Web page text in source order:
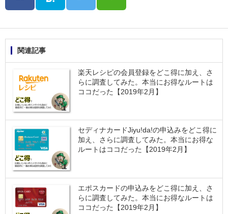
関連記事
楽天レシピの会員登録をどこ得に加え、さ
らに調査してみた。本当にお得なルートは
ココだった【2019年2月】
セディナカードJiyu!da!の申込みをどこ得に
加え、さらに調査してみた。本当にお得な
ルートはココだった【2019年2月】
エポスカードの申込みをどこ得に加え、さ
らに調査してみた。本当にお得なルートは
ココだった【2019年2月】